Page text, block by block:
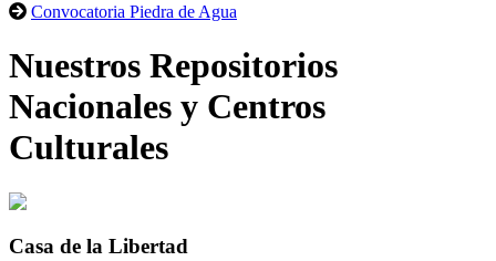
Convocatoria Piedra de Agua
Nuestros Repositorios
Nacionales y Centros
Culturales
Casa de la Libertad